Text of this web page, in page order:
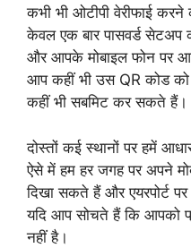
कभी भी ओटीपी वेरीफाई
केवल एक बार पासवर्ड
और आपके मोबाइल फोन पर
आप कहीं भी उस QR कोड
कहीं भी सबमिट कर सकते हैं।
दोस्तों कई स्थानों पर हमें
ऐसे में हम हर जगह पर अपने
दिखा सकते हैं और एयरपोर्ट
यदि आप सोचते हैं कि आपको
नहीं है।